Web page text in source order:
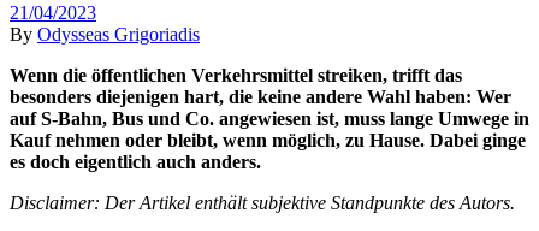
21/04/2023
By Odysseas Grigoriadis
Wenn die öffentlichen Verkehrsmittel streiken, trifft das
besonders diejenigen hart, die keine andere Wahl haben: Wer
auf S-Bahn, Bus und Co. angewiesen ist, muss lange Umwege in
Kauf nehmen oder bleibt, wenn möglich, zu Hause. Dabei ginge
es doch eigentlich auch anders.
Disclaimer: Der Artikel enthält subjektive Standpunkte des Autors.